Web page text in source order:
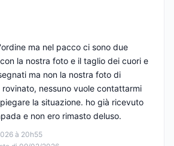
à 20h55
ma nel pacco ci sono due
la nostra foto e il taglio dei cuori e
ma non la nostra foto di
nessuno vuole contattarmi
la situazione. ho già ricevuto
e non ero rimasto deluso.